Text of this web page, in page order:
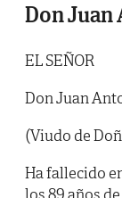
Don
EL SEÑOR
Don Juan
(Viudo de
Ha fallecido